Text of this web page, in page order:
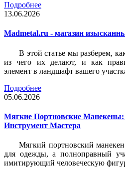
Подробнее
13.06.2026
Madmetal.ru - магазин
В этой статье мы разберем,
из чего их делают, и как
элемент в ландшафт вашего
Подробнее
05.06.2026
Мягкие Портновские
Инструмент Мастера
Мягкий портновский
для одежды, а полноправный
имитирующий человеческую